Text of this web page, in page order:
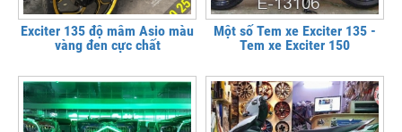
Exciter 135 độ mâm Asio màu
vàng đen cực chất
Một số Tem xe Exciter 135 -
Tem xe Exciter 150